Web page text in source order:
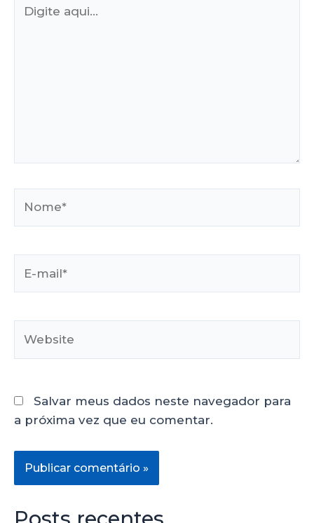
Salvar meus dados neste navegador para
a próxima vez que eu comentar.